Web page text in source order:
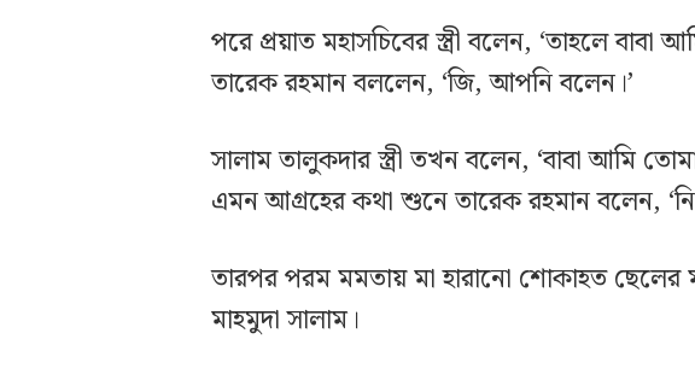
পরে প্রয়াত মহাসচিবের স্ত্রী বলেন, ‘তাহলে
তারেক রহমান বললেন, ‘জি, আপনি বলেন।’
সালাম তালুকদার স্ত্রী তখন বলেন, ‘বাবা আমি
এমন আগ্রহের কথা শুনে তারেক রহমান বলেন,
তারপর পরম মমতায় মা হারানো শোকাহত ছেলের
মাহমুদা সালাম।